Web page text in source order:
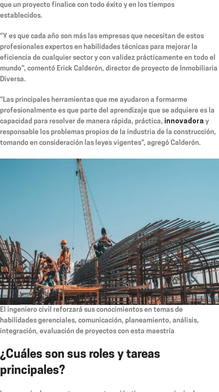
que un proyecto finalice con todo éxito y en los tiempos
establecidos.
“Y es que cada año son más las empresas que necesitan de estos
profesionales expertos en habilidades técnicas para mejorar la
eficiencia de cualquier sector y con validez prácticamente en todo el
mundo”, comentó Erick Calderón, director de proyecto de Inmobiliaria
Diversa.
“Las principales herramientas que me ayudaron a formarme
profesionalmente es que parte del aprendizaje que se adquiere es la
capacidad para resolver de manera rápida, práctica, innovadora y
responsable los problemas propios de la industria de la construcción,
tomando en consideración las leyes vigentes”, agregó Calderón.
El ingeniero civil reforzará sus conocimientos en temas de
habilidades gerenciales, comunicación, planeamiento, análisis,
integración, evaluación de proyectos con esta maestría
¿Cuáles son sus roles y tareas
principales?